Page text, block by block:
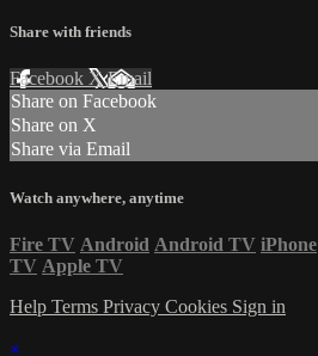
Share with friends
Facebook XEmail
Share on Facebook
Share on X
Share via Email
Watch anywhere, anytime
Fire TV Android Android TV iPhone
TV Apple TV
Help Terms Privacy Cookies Sign in
×